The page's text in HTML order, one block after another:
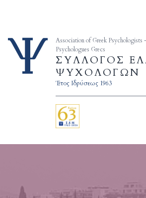
Association of Greek Psychologists
Psychologues Grecs
ΣΥΛΛΟΓΟΣ
ΨΥΧΟΛΟΓΩΝ
Έτος Ιδρύσεως 1963